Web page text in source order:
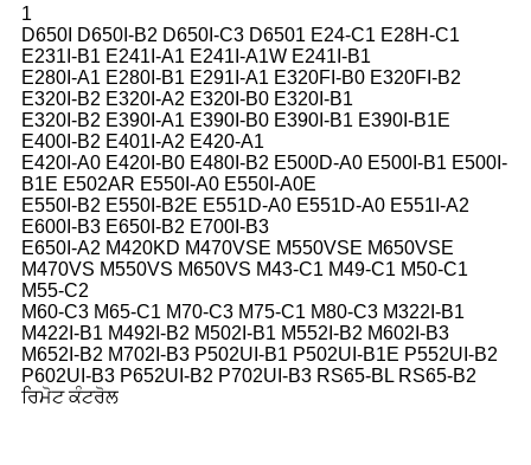
1
D650I D650I-B2 D650I-C3 D6501 E24-C1 E28H-C1
E231I-B1 E241I-A1 E241I-A1W E241I-B1
E280I-A1 E280I-B1 E291I-A1 E320FI-B0 E320FI-B2
E320I-B2 E320I-A2 E320I-B0 E320I-B1
E320I-B2 E390I-A1 E390I-B0 E390I-B1 E390I-B1E
E400I-B2 E401I-A2 E420-A1
E420I-A0 E420I-B0 E480I-B2 E500D-A0 E500I-B1 E500I-
B1E E502AR E550I-A0 E550I-A0E
E550I-B2 E550I-B2E E551D-A0 E551D-A0 E551I-A2
E600I-B3 E650I-B2 E700I-B3
E650I-A2 M420KD M470VSE M550VSE M650VSE
M470VS M550VS M650VS M43-C1 M49-C1 M50-C1
M55-C2
M60-C3 M65-C1 M70-C3 M75-C1 M80-C3 M322I-B1
M422I-B1 M492I-B2 M502I-B1 M552I-B2 M602I-B3
M652I-B2 M702I-B3 P502UI-B1 P502UI-B1E P552UI-B2
P602UI-B3 P652UI-B2 P702UI-B3 RS65-BL RS65-B2
ਰਿਮੋਟ ਕੰਟਰੋਲ